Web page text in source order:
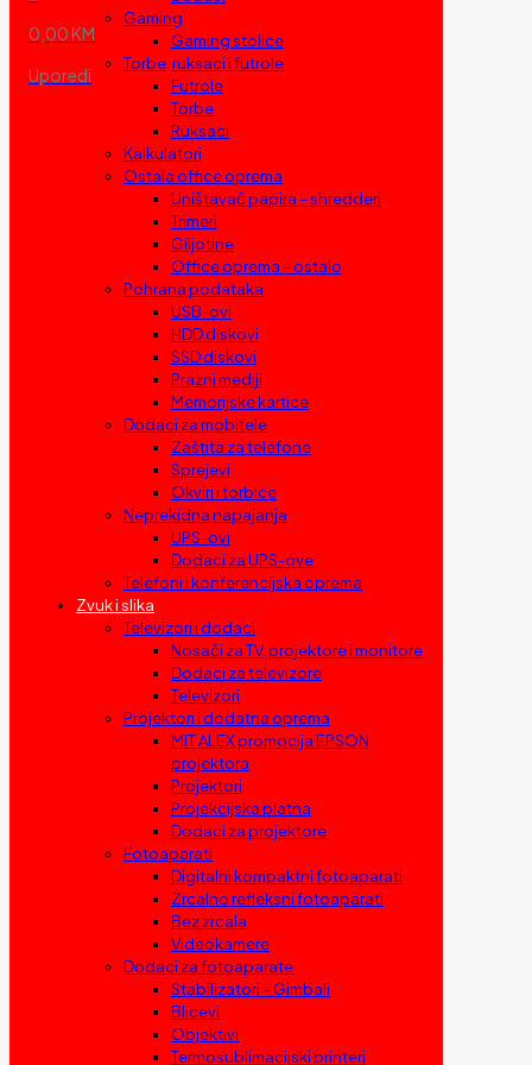
0,00 KM
Uporedi
Gaming
Gaming stolice
Torbe, ruksaci i futrole
Futrole
Torbe
Ruksaci
Kalkulatori
Ostala office oprema
Uništavač papira – shredderi
Trimeri
Giljotine
Office oprema – ostalo
Pohrana podataka
USB-ovi
HDD diskovi
SSD diskovi
Prazni mediji
Memorijske kartice
Dodaci za mobitele
Zaštita za telefone
Sprejevi
Okviri i torbice
Neprekidna napajanja
UPS-ovi
Dodaci za UPS-ove
Telefoni i konferencijska oprema
Zvuk i slika
Televizori i dodaci
Nosači za TV, projektore i monitore
Dodaci za televizore
Televizori
Projektori i dodatna oprema
MIT ALEX promocija EPSON
projektora
Projektori
Projekcijska platna
Dodaci za projektore
Fotoaparati
Digitalni kompaktni fotoaparati
Zrcalno refleksni fotoaparati
Bez zrcala
Videokamere
Dodaci za fotoaparate
Stabilizatori – Gimbali
Blicevi
Objektivi
Termosublimacijski printeri